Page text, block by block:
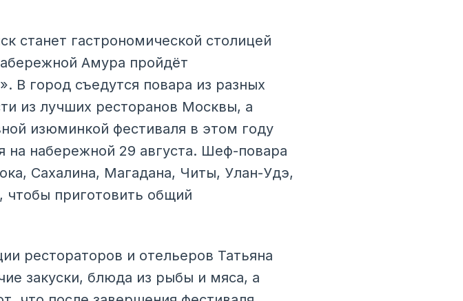
станет гастрономической столицей
Амура пройдёт
В город съедутся повара из разных
из лучших ресторанов Москвы, а
изюминкой фестиваля в этом году
на набережной 29 августа. Шеф-повара
Сахалина, Магадана, Читы, Улан-Удэ,
чтобы приготовить общий
рестораторов и отельеров Татьяна
закуски, блюда из рыбы и мяса, а